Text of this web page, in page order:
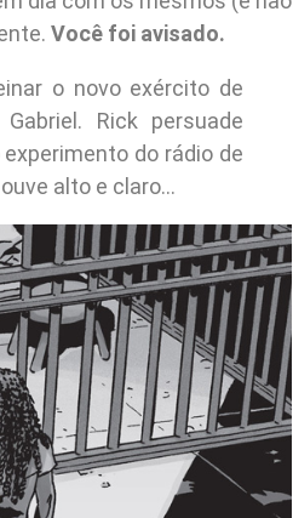
Você foi avisado.
o novo exército de
Rick persuade
do rádio de
alto e claro…